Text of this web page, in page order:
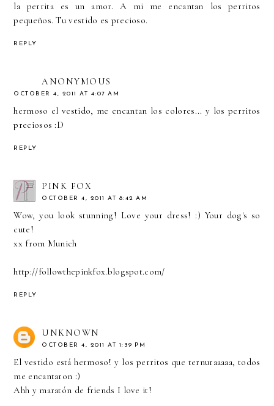
la perrita es un amor. A mi me encantan los perritos
pequeños. Tu vestido es precioso.
REPLY
ANONYMOUS
OCTOBER 4, 2011 AT 4:07 AM
hermoso el vestido, me encantan los colores... y los perritos
preciosos :D
REPLY
PINK FOX
OCTOBER 4, 2011 AT 8:42 AM
Wow, you look stunning! Love your dress! :) Your dog's so
cute!
xx from Munich
http://followthepinkfox.blogspot.com/
REPLY
UNKNOWN
OCTOBER 4, 2011 AT 1:39 PM
El vestido está hermoso! y los perritos que ternuraaaaa, todos
me encantaron :)
Ahh y maratón de friends I love it!